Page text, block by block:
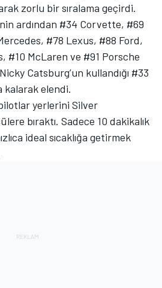
zorlu bir sıralama geçirdi.
ardından #34 Corvette, #69
#78 Lexus, #88 Ford,
#10 McLaren ve #91 Porsche
Catsburg’un kullandığı #33
kalarak elendi.
yerlerini Silver
bıraktı. Sadece 10 dakikalık
ideal sıcaklığa getirmek